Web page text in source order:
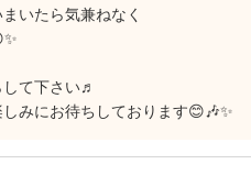
いたら気兼ねなく
て下さい♬
みにお待ちしております😊🎶✨